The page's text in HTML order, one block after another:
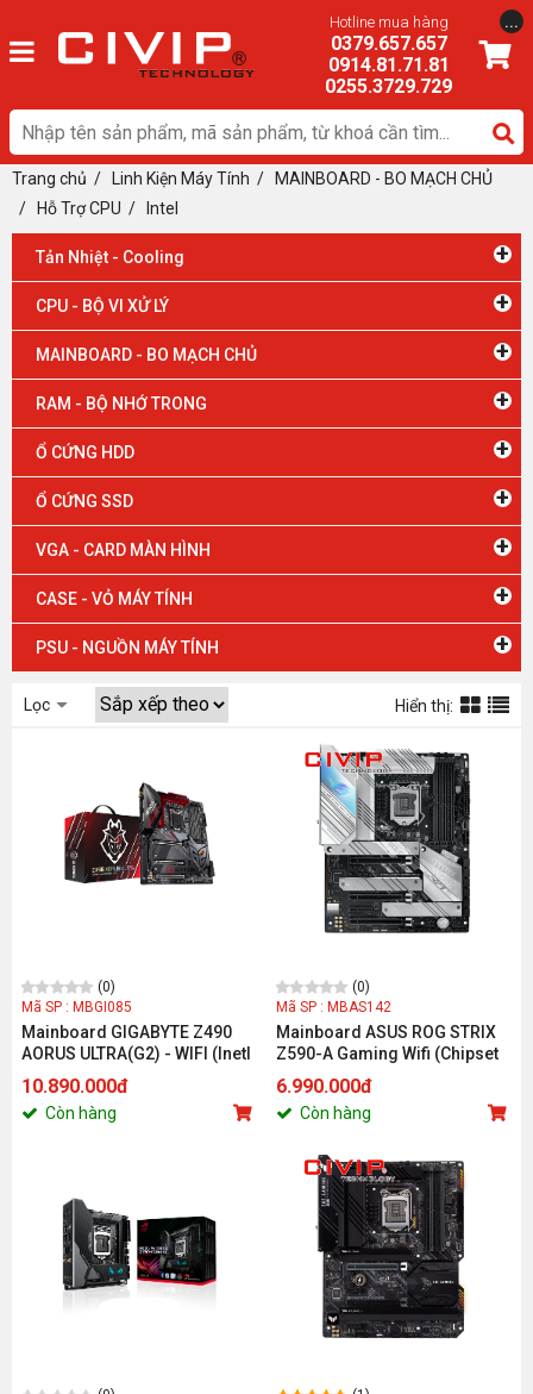
Hotline mua hàng
0379.657.657
0914.81.71.81
0255.3729.729
...
Trang chủ / Linh Kiện Máy Tính /
MAINBOARD - BO MẠCH CHỦ
/ Hỗ Trợ CPU / Intel
Tản Nhiệt - Cooling +
CPU - BỘ VI XỬ LÝ +
MAINBOARD - BO MẠCH CHỦ +
RAM - BỘ NHỚ TRONG +
Ổ CỨNG HDD +
Ổ CỨNG SSD +
VGA - CARD MÀN HÌNH +
CASE - VỎ MÁY TÍNH +
PSU - NGUỒN MÁY TÍNH +
Lọc Hiển thị:
(0)
Mã SP : MBGI085
Mainboard GIGABYTE Z490
AORUS ULTRA(G2) - WIFI (Inetl
Z490/Socket 1200/ATX/4 khe
RAM DDR4)
10.890.000đ
Còn hàng
(0)
Mã SP : MBAS142
Mainboard ASUS ROG STRIX
Z590-A Gaming Wifi (Chipset
Z590, CPU Intel LGA 1200,
DDR4, ATX, Type C, HDMI / DP)
6.990.000đ
Còn hàng